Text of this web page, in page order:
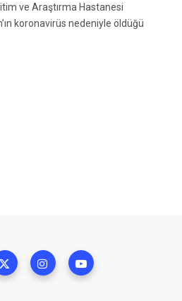
ve Araştırma Hastanesi
koronavirüs nedeniyle öldüğü